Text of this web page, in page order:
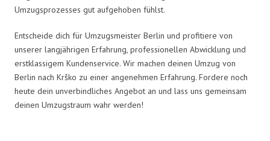
Umzugsprozesses gut aufgehoben fühlst.
Entscheide dich für Umzugsmeister Berlin und profitiere von
unserer langjährigen Erfahrung, professionellen Abwicklung und
erstklassigem Kundenservice. Wir machen deinen Umzug von
Berlin nach Krško zu einer angenehmen Erfahrung. Fordere noch
heute dein unverbindliches Angebot an und lass uns gemeinsam
deinen Umzugstraum wahr werden!